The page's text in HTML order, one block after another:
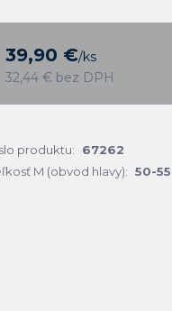
39,90 €/ks
32,44 € bez DPH
produktu: 67262
M (obvod hlavy): 50-